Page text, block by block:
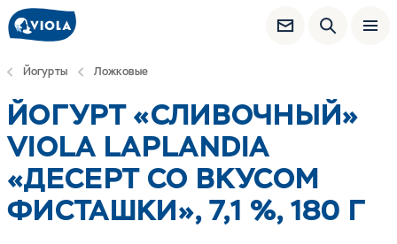
Йогурты Ложковые
ЙОГУРТ «СЛИВОЧНЫЙ»
VIOLA LAPLANDIA
«ДЕСЕРТ СО ВКУСОМ
ФИСТАШКИ», 7,1 %, 180 Г